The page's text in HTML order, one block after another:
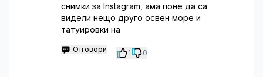
снимки за Instagram, ама поне да са
видели нещо друго освен море и
татуировки на
Отговори 1 0